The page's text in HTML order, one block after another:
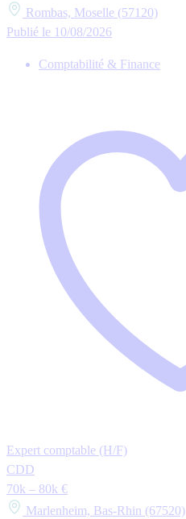
Rombas, Moselle (57120)
Publié le 10/08/2026
Comptabilité & Finance
Expert comptable (H/F)
CDD
70k – 80k €
Marlenheim, Bas-Rhin (67520)